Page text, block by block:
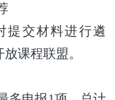
提交材料进行遴
课程联盟。